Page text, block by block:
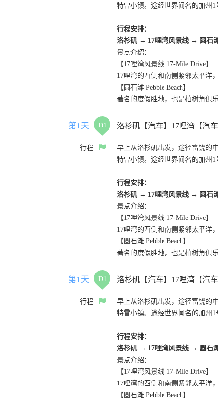
特雷小镇。途经世界闻名的加州
行程安排：
洛杉矶 → 17哩湾风景线 → 圆石
景点介绍：
【17哩湾风景线 17-Mile Drive】
17哩湾的西侧和南侧紧邻太平洋
【圆石滩 Pebble Beach】
著名的度假胜地，也是柏树角俱
第1天 D1 洛杉矶【汽车】17哩湾【汽
行程
早上从洛杉矶出发，途径富饶的
特雷小镇。途经世界闻名的加州
行程安排：
洛杉矶 → 17哩湾风景线 → 圆石
景点介绍：
【17哩湾风景线 17-Mile Drive】
17哩湾的西侧和南侧紧邻太平洋
【圆石滩 Pebble Beach】
著名的度假胜地，也是柏树角俱
第1天 D1 洛杉矶【汽车】17哩湾【汽
行程
早上从洛杉矶出发，途径富饶的
特雷小镇。途经世界闻名的加州
行程安排：
洛杉矶 → 17哩湾风景线 → 圆石
景点介绍：
【17哩湾风景线 17-Mile Drive】
17哩湾的西侧和南侧紧邻太平洋
【圆石滩 Pebble Beach】